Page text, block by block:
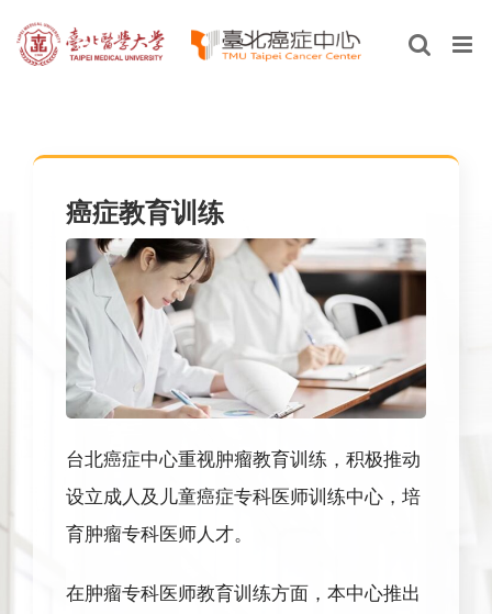
Skip
to
癌症教育训练
台北癌症中心重视肿瘤教育训练，积极推动
设立成人及儿童癌症专科医师训练中心，培
育肿瘤专科医师人才。
在肿瘤专科医师教育训练方面，本中心推出